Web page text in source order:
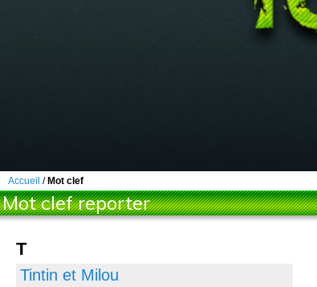
Accueil / Mot clef
Mot clef reporter
T
Tintin et Milou